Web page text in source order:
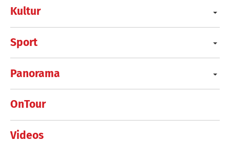
Kultur
Sport
Panorama
OnTour
Videos